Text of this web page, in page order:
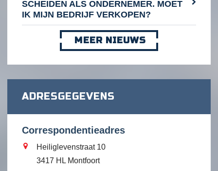
SCHEIDEN ALS ONDERNEMER. MOET
IK MIJN BEDRIJF VERKOPEN?
MEER NIEUWS
ADRESGEGEVENS
Correspondentieadres
Heiliglevenstraat 10
3417 HL Montfoort